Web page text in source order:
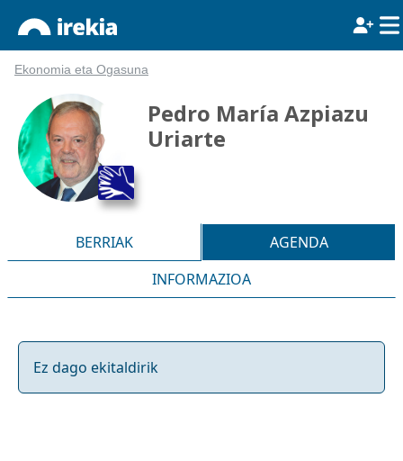
Ekonomia eta Ogasuna
Pedro María Azpiazu
Uriarte
BERRIAK
AGENDA
INFORMAZIOA
Ez dago ekitaldirik